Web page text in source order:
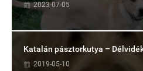
2023-07-05
Katalán pásztorkutya –
2019-05-10